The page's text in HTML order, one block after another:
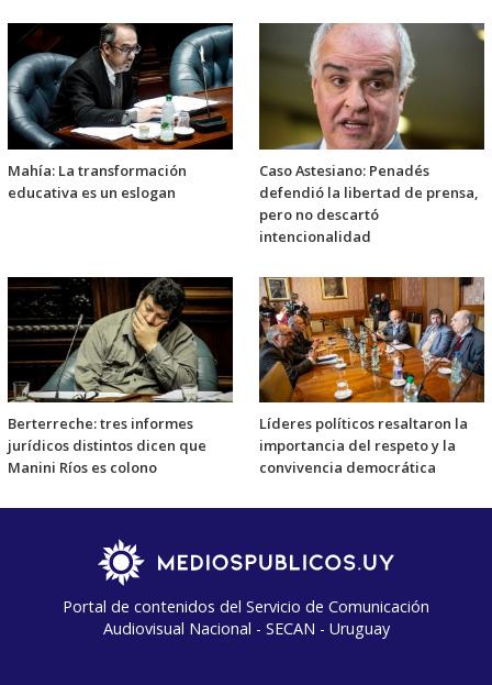
Mahía: La transformación
educativa es un eslogan
Caso Astesiano: Penadés
defendió la libertad de prensa,
pero no descartó
intencionalidad
Berterreche: tres informes
jurídicos distintos dicen que
Manini Ríos es colono
Líderes políticos resaltaron la
importancia del respeto y la
convivencia democrática
Portal de contenidos del Servicio de Comunicación
Audiovisual Nacional - SECAN - Uruguay